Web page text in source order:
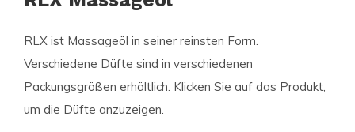
RLX ist Massageöl in seiner reinsten Form.
Verschiedene Düfte sind in verschiedenen
Packungsgrößen erhältlich. Klicken Sie auf das Produkt,
um die Düfte anzuzeigen.